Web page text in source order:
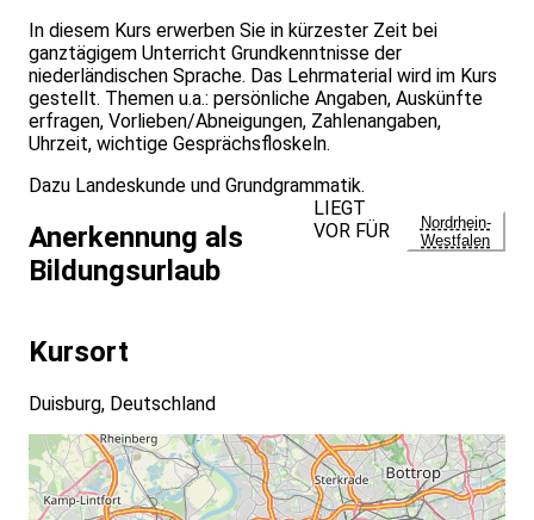
In diesem Kurs erwerben Sie in kürzester Zeit bei
ganztägigem Unterricht Grundkenntnisse der
niederländischen Sprache. Das Lehrmaterial wird im Kurs
gestellt. Themen u.a.: persönliche Angaben, Auskünfte
erfragen, Vorlieben/Abneigungen, Zahlenangaben,
Uhrzeit, wichtige Gesprächsfloskeln.
Dazu Landeskunde und Grundgrammatik.
Anerkennung als
Bildungsurlaub
LIEGT
VOR FÜR
Nordrhein-
Westfalen
Kursort
Duisburg, Deutschland